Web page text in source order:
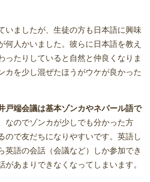
いましたが、生徒の方も日本語に興味
何人かいました。彼らに日本語を教え
ったりしていると自然と仲良くなりま
カを少し混ぜたほうがウケが良かった
戸端会議は基本ゾンカやネパール語で
なのでゾンカが少しでも分かった方
ので友だちになりやすいです。英語し
英語の会話（会議など）しか参加でき
があまりできなくなってしまいます。